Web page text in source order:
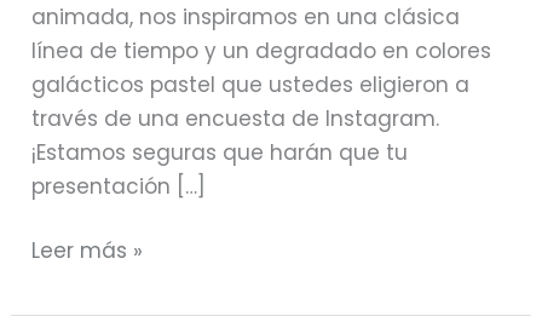
animada, nos inspiramos en una clásica
línea de tiempo y un degradado en colores
galácticos pastel que ustedes eligieron a
través de una encuesta de Instagram.
¡Estamos seguras que harán que tu
presentación […]
Leer más »